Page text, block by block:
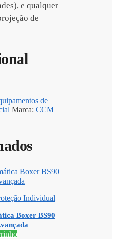
e qualquer
de
de
Marca: CCM
Individual
Boxer BS90